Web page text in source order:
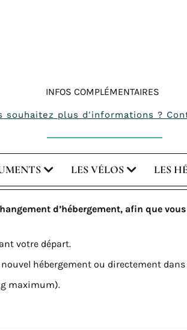
INFOS COMPLÉMENTAIRES
souhaitez plus d'informations ?
LES VÉLOS LES
d’hébergement, afin que
votre départ.
hébergement ou directement
maximum).